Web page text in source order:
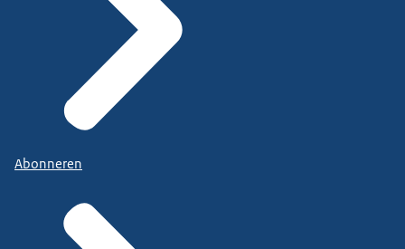
Abonneren